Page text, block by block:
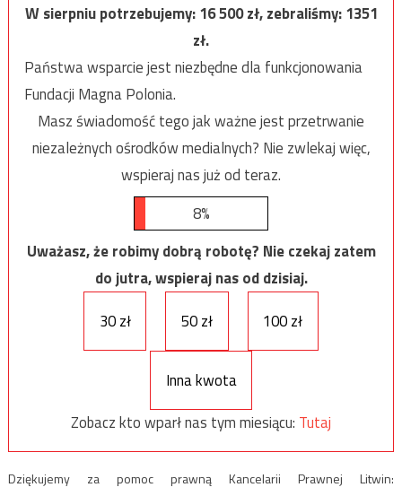
W sierpniu potrzebujemy:16 500zł, zebraliśmy:1351
zł.
Państwa wsparcie jest niezbędne dla funkcjonowania
Fundacji Magna Polonia.
Masz świadomość tego jak ważne jest przetrwanie
niezależnych ośrodków medialnych? Nie zwlekaj więc,
wspieraj nas już od teraz.
8%
Uważasz, że robimy dobrą robotę? Nie czekaj zatem
do jutra, wspieraj nas od dzisiaj.
30 zł
50 zł 100 zł
Inna kwota
Zobacz kto wparł nas tym miesiącu: Tutaj
Dziękujemy za pomoc prawną Kancelarii Prawnej Litwin: